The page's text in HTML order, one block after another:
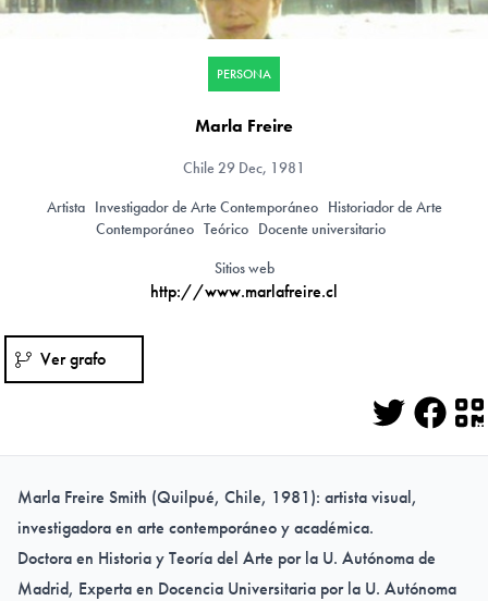
PERSONA
Marla Freire
Chile 29 Dec, 1981
Artista Investigador de Arte Contemporáneo Historiador de Arte
Contemporáneo Teórico Docente universitario
Sitios web
http://www.marlafreire.cl
Ver grafo
Twitter
Marla Freire Smith (Quilpué, Chile, 1981): artista visual,
investigadora en arte contemporáneo y académica.
Doctora en Historia y Teoría del Arte por la U. Autónoma de
Madrid, Experta en Docencia Universitaria por la U. Autónoma